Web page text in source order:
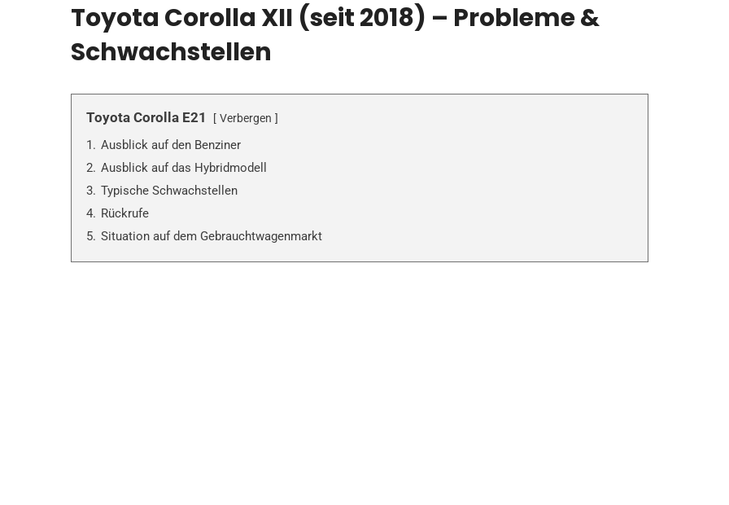
Toyota Corolla XII (seit 2018) – Probleme &
Schwachstellen
Toyota Corolla E21 Verbergen
1. Ausblick auf den Benziner
2. Ausblick auf das Hybridmodell
3. Typische Schwachstellen
4. Rückrufe
5. Situation auf dem Gebrauchtwagenmarkt